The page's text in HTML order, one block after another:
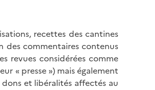
recettes des cantines
des commentaires contenus
revues considérées comme
« presse ») mais également
et libéralités affectés au